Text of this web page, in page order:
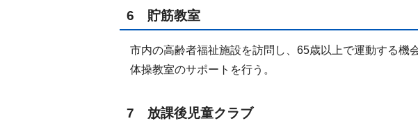
6 貯筋教室
市内の高齢者福祉施設を訪問し、65歳以上で運動する機
体操教室のサポートを行う。
7 放課後児童クラブ